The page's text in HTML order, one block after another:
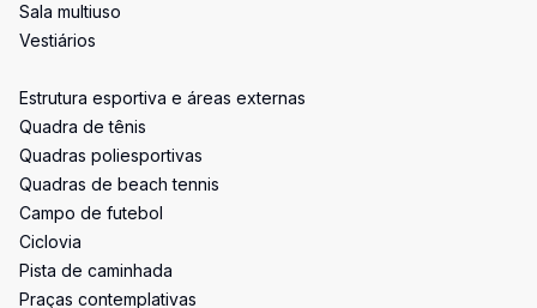
Sala multiuso
Vestiários
Estrutura esportiva e áreas externas
Quadra de tênis
Quadras poliesportivas
Quadras de beach tennis
Campo de futebol
Ciclovia
Pista de caminhada
Praças contemplativas